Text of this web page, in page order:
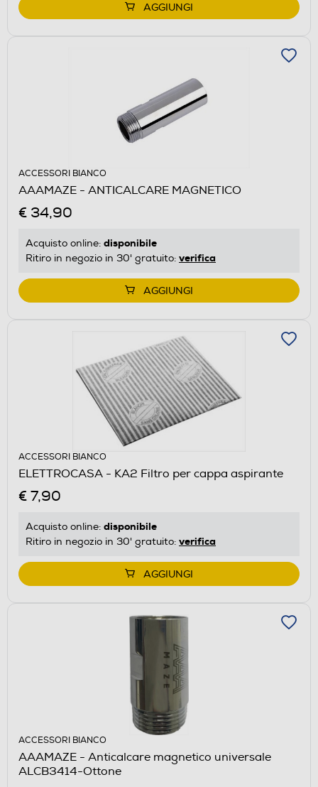
AGGIUNGI
ACCESSORI BIANCO
AAAMAZE - ANTICALCARE MAGNETICO
€ 34,90
Acquisto online: disponibile
Ritiro in negozio in 30' gratuito: verifica
AGGIUNGI
ACCESSORI BIANCO
ELETTROCASA - KA2 Filtro per cappa aspirante
€ 7,90
Acquisto online: disponibile
Ritiro in negozio in 30' gratuito: verifica
AGGIUNGI
ACCESSORI BIANCO
AAAMAZE - Anticalcare magnetico universale
ALCB3414-Ottone